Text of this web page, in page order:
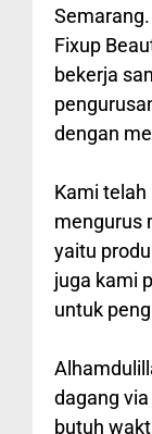
Fixup
bekerja
dengan
Kami
mengurus
yaitu
juga kami
untuk
dagang
butuh